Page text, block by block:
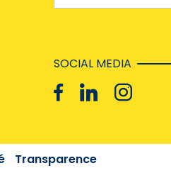
SOCIAL MEDIA
Transparence